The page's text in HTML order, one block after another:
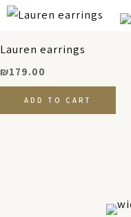
Lauren earrings
₪179.00
ADD TO CART